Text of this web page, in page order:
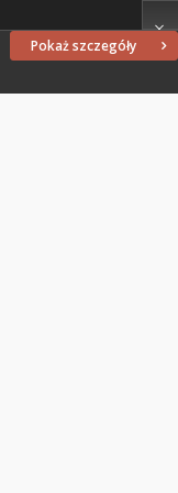
Pokaż szczegóły